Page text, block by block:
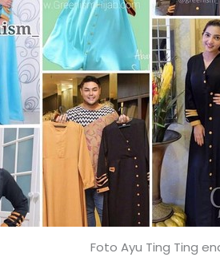
Foto Ayu Ting Ting